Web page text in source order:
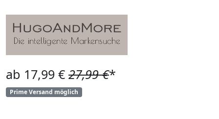
ab 17,99 € 27,99 €*
Prime Versand möglich